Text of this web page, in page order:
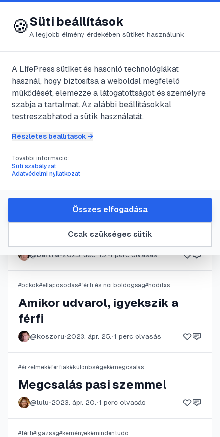
😍 LifePress
📁Kapcsolatok
66cikk található ebben a kategóriában
Sürgősségi fogamzásgátlás
családi kapcsolatok#elszigetelődés
Leküzdhető a magány
@bartfai•2023. dec. 19.•1perc olvasás
#bókok#ellaposodás#férfi és női boldogság#hódítás
Amikor udvarol, igyekszik a
férfi
@koszoru•2023. ápr. 25.•1 perc olvasás
#érzelmek#férfiak#különbségek#megcsalás
Megcsalás pasi szemmel
@lulu•2023. ápr. 20.•1 perc olvasás
#férfi#igazság#kemények#mindentudó
🍪Süti beállítások
A legjobb élmény érdekében sütiket használunk
A LifePress sütiket és hasonló technológiákat
használ, hogy biztosítsa a weboldal megfelelő
működését, elemezze a látogatottságot és személyre
szabja a tartalmat. Az alábbi beállításokkal
testreszabhatod a sütik használatát.
Részletes beállítások →
További információ:
Süti szabályzat
Adatvédelmi nyilatkozat
Csak szükséges sütik
Összes elfogadása